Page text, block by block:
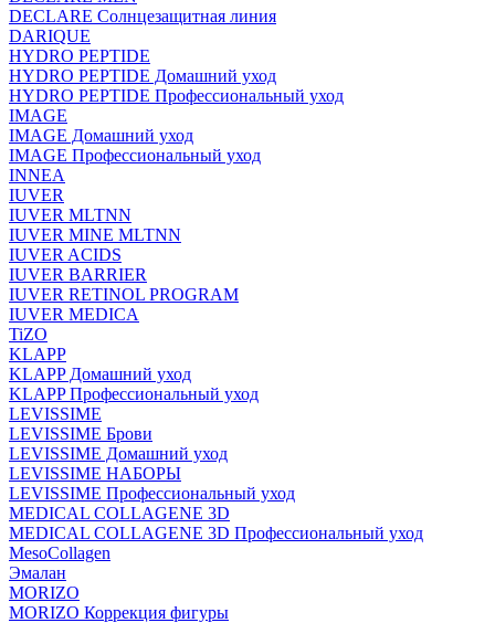
DECLARE Солнцезащитная линия
DARIQUE
HYDRO PEPTIDE
HYDRO PEPTIDE Домашний уход
HYDRO PEPTIDE Профессиональный уход
IMAGE
IMAGE Домашний уход
IMAGE Профессиональный уход
INNEA
IUVER
IUVER MLTNN
IUVER MINE MLTNN
IUVER ACIDS
IUVER BARRIER
IUVER RETINOL PROGRAM
IUVER MEDICA
TiZO
KLAPP
KLAPP Домашний уход
KLAPP Профессиональный уход
LEVISSIME
LEVISSIME Брови
LEVISSIME Домашний уход
LEVISSIME НАБОРЫ
LEVISSIME Профессиональный уход
MEDICAL COLLAGENE 3D
MEDICAL COLLAGENE 3D Профессиональный уход
MesoCollagen
Эмалан
MORIZO
MORIZO Коррекция фигуры